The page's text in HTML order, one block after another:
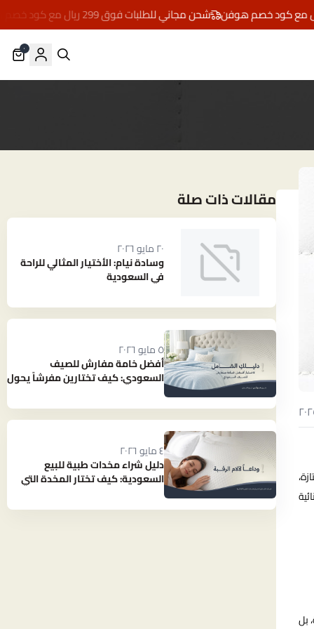
شحن مجاني للطلبات فوق 299 ريال مع كود خصم هوفن
٠
بل
مقالات ذات صلة
٢٠ مايو ٢٠٢٦
وسادة نيام: الأختيار المثالي للراحة
في السعودية
٥ مايو ٢٠٢٦
أفضل خامة مفارش للصيف
السعودي: كيف تختارين مفرشاً يحول
٤ مايو ٢٠٢٦
دليل شراء مخدات طبية للبيع
السعودية: كيف تختار المخدة التي